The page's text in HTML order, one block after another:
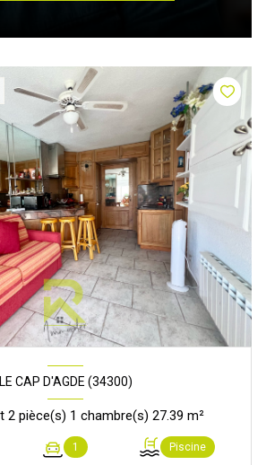
LE CAP D'AGDE (34300)
Appartement 2 pièce(s) 1 chambre(s) 27.39 m²
1 Piscine